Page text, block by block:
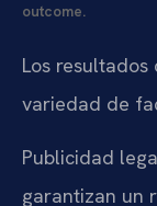
outcome.
Los
variedad de
Publicidad
garantizan un